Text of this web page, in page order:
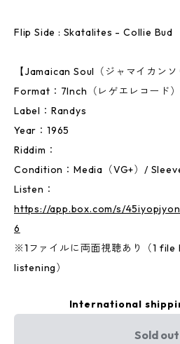
Flip Side : Skatalites - Collie Bud
【Jamaican Soul（ジャマイカンソ
Format：7Inch（レゲエレコード）
Label：Randys
Year：1965
Riddim：
Condition：Media（VG+）/
Listen：
https://app.box.com/s/
6
※1ファイルに両面視聴あり（1
listening）
International
Sold out